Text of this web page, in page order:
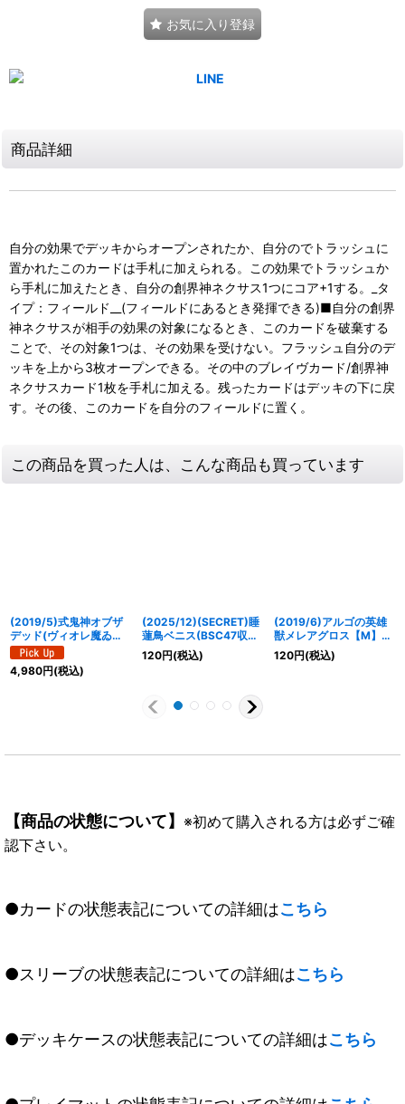
お気に入り登録
商品詳細
自分の効果でデッキからオープンされたか、自分のでトラッシュに
置かれたこのカードは手札に加えられる。この効果でトラッシュか
ら手札に加えたとき、自分の創界神ネクサス1つにコア+1する。_タ
イプ：フィールド__(フィールドにあるとき発揮できる)■自分の創界
神ネクサスが相手の効果の対象になるとき、このカードを破棄する
ことで、その対象1つは、その効果を受けない。フラッシュ自分のデ
ッキを上から3枚オープンできる。その中のブレイヴカード/創界神
ネクサスカード1枚を手札に加える。残ったカードはデッキの下に戻
す。その後、このカードを自分のフィールドに置く。
この商品を買った人は、こんな商品も買っています
(2019/5)式鬼神オブザ
デッド(ヴィオレ魔ゐイ
ラスト/Blu-ray購入特
典)【-】{BS31-100}
《紫》
4,980円(税込)
(2025/12)(SECRET)睡
蓮鳥ベニス(BSC47収録)
【C-SEC】{BS60-
053}《黄》
120円(税込)
(2019/6)アルゴの英雄
獣メレアグロス【M】
{BS50-035}《緑》
120円(税込)
【商品の状態について】 ※初めて購入される方は必ずご確
認下さい。
●カードの状態表記についての詳細はこちら
●スリーブの状態表記についての詳細はこちら
●デッキケースの状態表記についての詳細はこちら